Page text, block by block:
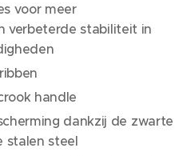
voor meer
verbeterde stabiliteit in
handle
dankzij de zwarte
stalen steel